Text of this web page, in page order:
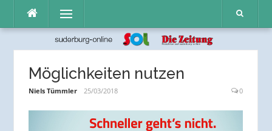
Inhalt
Menü
Möglichkeiten nutzen
Niels Tümmler 25/03/2018 0